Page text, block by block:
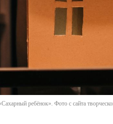
ребёнок». Фото с сайта